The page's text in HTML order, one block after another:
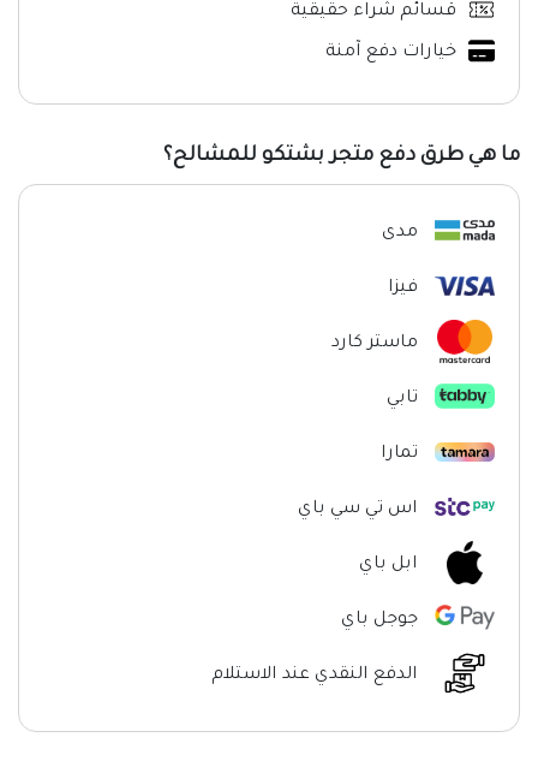
قسائم شراء حقيقية
خيارات دفع آمنة
ما هي طرق دفع متجر بشتكو للمشالح؟
مدى
فيزا
ماستر كارد
تابي
تمارا
اس تي سي باي
ابل باي
جوجل باي
الدفع النقدي عند الاستلام